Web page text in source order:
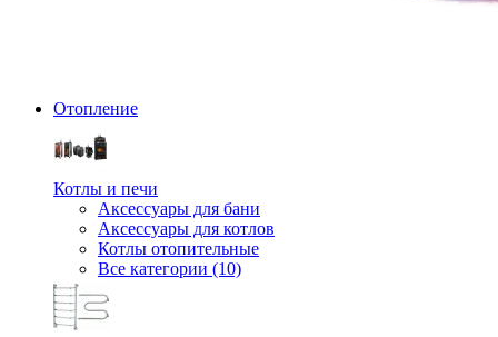
Отопление
Котлы и печи
Аксессуары для бани
Аксессуары для котлов
Котлы отопительные
Все категории (10)